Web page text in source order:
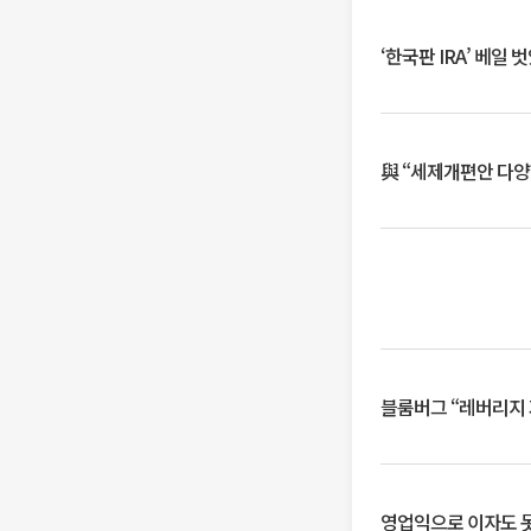
‘한국판 IRA’ 베일
與 “세제개편안 다
블룸버그 “레버리
영업익으로 이자도